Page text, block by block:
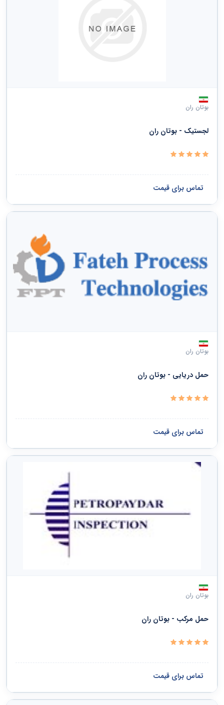
بوتان ران
لجستیک - بوتان ران
تماس برای قیمت
بوتان ران
حمل دریایی - بوتان ران
تماس برای قیمت
بوتان ران
حمل مرکب - بوتان ران
تماس برای قیمت